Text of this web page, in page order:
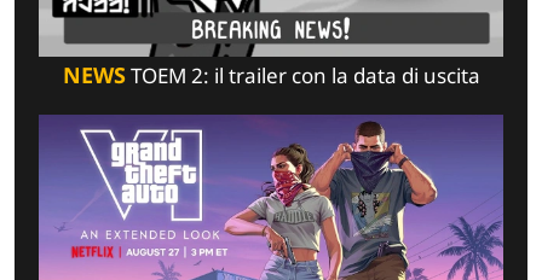
NEWSTOEM 2: il trailer con la data di uscita